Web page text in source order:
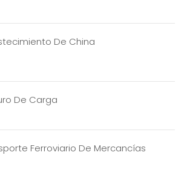
De China
De Carga
Ferroviario De Mercancías